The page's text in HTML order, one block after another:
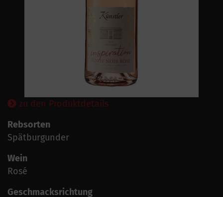
zu den Produktdetails
Rebsorten
Spätburgunder
Wein
Rosé
Geschmacksrichtung